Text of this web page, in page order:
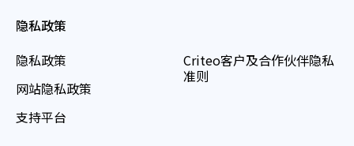
隐私政策
隐私政策
网站隐私政策
支持平台
Criteo客户及合作伙伴隐私
准则